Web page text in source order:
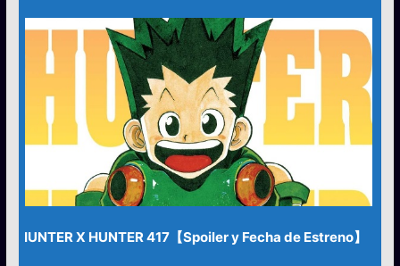
HUNTER X HUNTER 417【Spoiler y Fecha de Estreno】